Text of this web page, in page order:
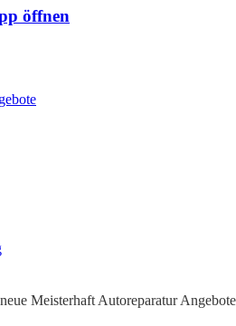
öffnen
Meisterhaft Autoreparatur Angebote